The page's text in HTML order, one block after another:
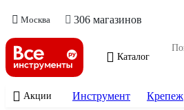
Москва 306 магазинов
Каталог
Акции Инструмент Крепеж